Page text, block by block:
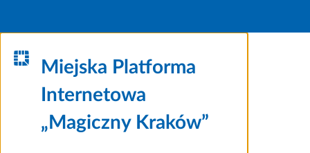
Miejska Platforma
Internetowa
„Magiczny Kraków”